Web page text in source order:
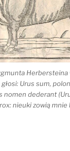
Urus sum,
nomen dederant
nieuki zowią mnie